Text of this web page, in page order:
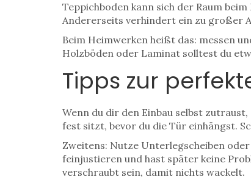
Teppichboden kann sich der Raum
Andererseits verhindert ein zu großer
Beim Heimwerken heißt das: messen
Holzböden oder Laminat solltest du
Tipps zur
Wenn du dir den Einbau selbst
fest sitzt, bevor du die Tür einhängst.
Zweitens: Nutze Unterlegscheiben
feinjustieren und hast später keine
verschraubt sein, damit nichts wackelt.